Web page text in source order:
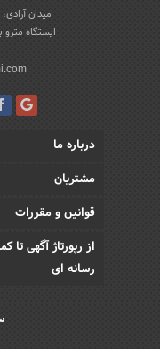
میدان
ایستگاه
درباره ما
مشتریان
قوانین و مقررات
از رپورتاژ آگهی تا
رسانه ای